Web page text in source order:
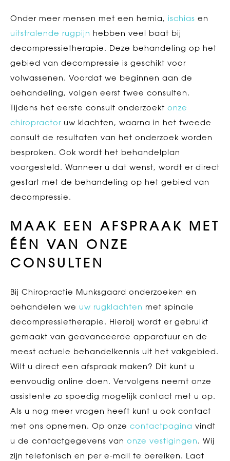
Onder meer mensen met een hernia, ischias en
uitstralende rugpijn hebben veel baat bij
decompressietherapie. Deze behandeling op het
gebied van decompressie is geschikt voor
volwassenen. Voordat we beginnen aan de
behandeling, volgen eerst twee consulten.
Tijdens het eerste consult onderzoekt onze
chiropractor uw klachten, waarna in het tweede
consult de resultaten van het onderzoek worden
besproken. Ook wordt het behandelplan
voorgesteld. Wanneer u dat wenst, wordt er direct
gestart met de behandeling op het gebied van
decompressie.
MAAK EEN AFSPRAAK MET
ÉÉN VAN ONZE
CONSULTEN
Bij Chiropractie Munksgaard onderzoeken en
behandelen we uw rugklachten met spinale
decompressietherapie. Hierbij wordt er gebruikt
gemaakt van geavanceerde apparatuur en de
meest actuele behandelkennis uit het vakgebied.
Wilt u direct een afspraak maken? Dit kunt u
eenvoudig online doen. Vervolgens neemt onze
assistente zo spoedig mogelijk contact met u op.
Als u nog meer vragen heeft kunt u ook contact
met ons opnemen. Op onze contactpagina vindt
u de contactgegevens van onze vestigingen. Wij
zijn telefonisch en per e-mail te bereiken. Laat